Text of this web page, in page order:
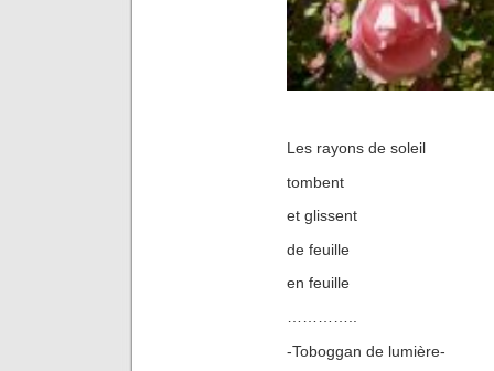
Les rayons de soleil
tombent
et glissent
de feuille
en feuille
-Toboggan de lumière-